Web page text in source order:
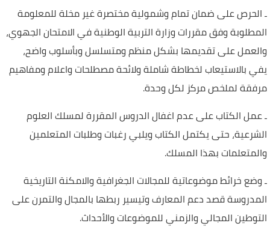
ـ الحرص على ضمان تمام وشمولية مختصرة غير مخلة للمعلومة
المطلوبة وفق مقررات وزارة التربية الوطنية في الامتحان الجهوي،
والعمل على تقديمها بشكل منظم ومتسلسل وبأسلوب واضح،
يفي بالاستيعاب لخطاطة شاملة ولائحة مصطلحات واعلام ومفاهيم
مرفقة لملخص مركز لكل وحدة.
ـ عمل الكتاب على عدم اغفال الدروس المقررة لمسلك العلوم
الشرعية، حتى يكتمل الكتاب ويلبي رغبات وطلبات المتعلمين
والمتعلمات بهذا المسلك.
ـ وضع خرائط موضوعاتية للمجالات الجغرافية والامكنة التاريخية
المدروسة قصد دعم المعارف وتيسير ربطها بالمجال والتمرن على
التوطين المجالي والزمني للموضوعات والأحداث.